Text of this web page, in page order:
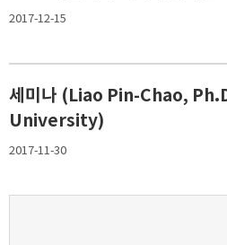
2017-12-15
세미나 (Liao Pin-Chao,
University)
2017-11-30